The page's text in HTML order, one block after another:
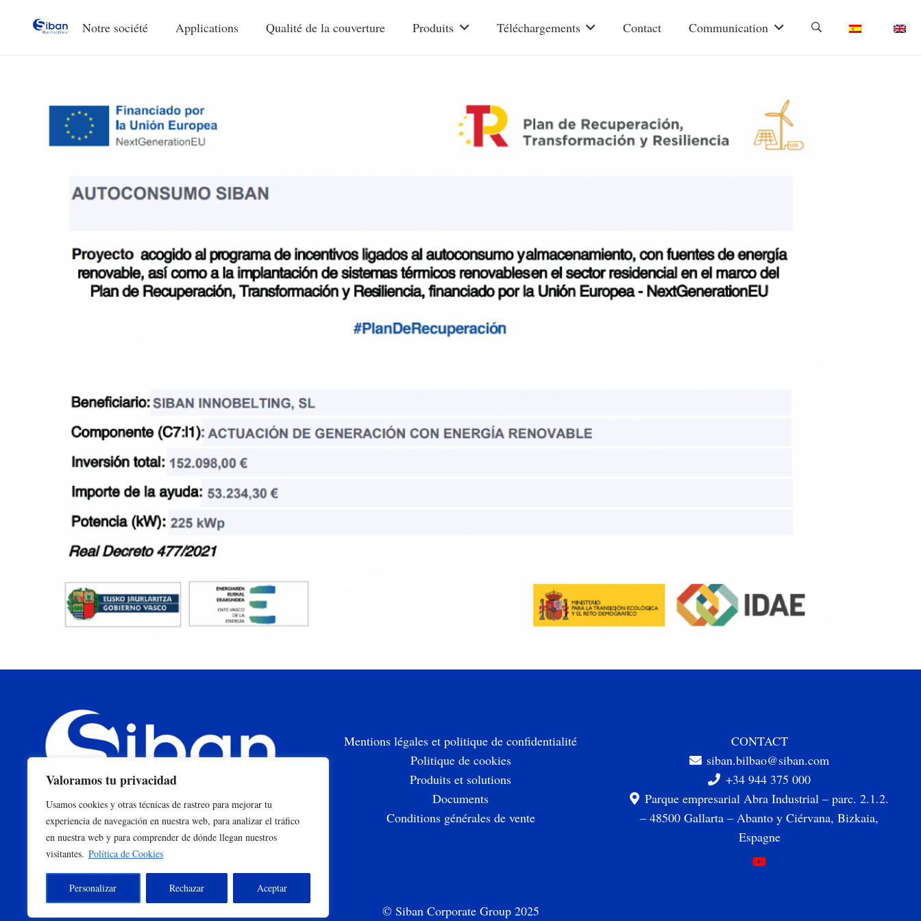
Valoramos tu privacidad
Usamos cookies y otras técnicas de rastreo para mejorar tu
experiencia de navegación en nuestra web, para analizar el tráfico
en nuestra web y para comprender de dónde llegan nuestros
visitantes. Política de Cookies
Personalizar Rechazar Aceptar
Notre société Applications Qualité de la couverture Produits Téléchargements Contact Communication
Mentions légales et politique de confidentialité
Politique de cookies
Produits et solutions
Documents
Conditions générales de vente
© Siban Corporate Group 2025
CONTACT
siban.bilbao@siban.com
+34 944 375 000
Parque empresarial Abra Industrial – parc. 2.1.2.
– 48500 Gallarta – Abanto y Ciérvana, Bizkaia,
Espagne